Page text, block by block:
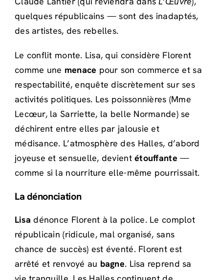
quelques républicains — sont des inadaptés,
des artistes, des rebelles.
Le conflit monte. Lisa, qui considère Florent
comme une menace pour son commerce et sa
respectabilité, enquête discrètement sur ses
activités politiques. Les poissonnières (Mme
Lecœur, la Sarriette, la belle Normande) se
déchirent entre elles par jalousie et
médisance. L’atmosphère des Halles, d’abord
joyeuse et sensuelle, devientétouffante —
comme si la nourriture elle-même pourrissait.
La dénonciation
Lisa dénonce Florent à la police. Le complot
républicain (ridicule, mal organisé, sans
chance de succès) est éventé. Florent est
arrêté et renvoyé au bagne. Lisa reprend sa